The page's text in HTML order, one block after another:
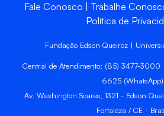
Fale Conosco Trabalhe
Política de
Fundação Edson Queiroz |
Central de Atendimento: (85) 3477-
6625 (WhatsApp)
Av. Washington Soares, 1321 - Edson
Fortaleza / CE -